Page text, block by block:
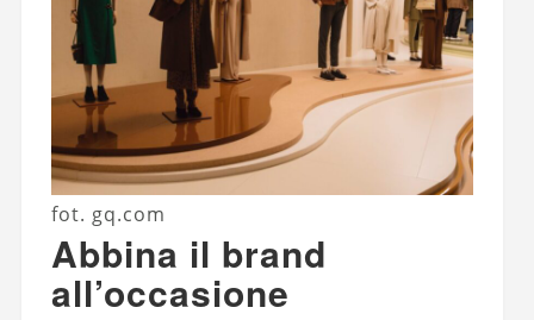
fot. gq.com
Abbina il brand
all’occasione